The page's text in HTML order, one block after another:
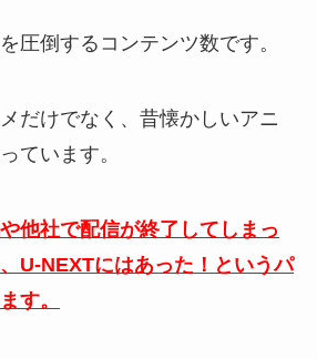
圧倒するコンテンツ数です。
だけでなく、昔懐かしいアニ
ています。
他社で配信が終了してしまっ
U-NEXTにはあった！というパ
す。